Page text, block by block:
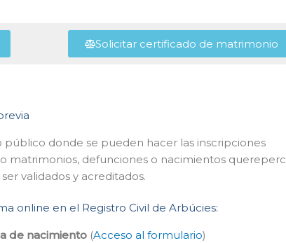
Solicitar certificado de matrimonio
público donde se pueden hacer las inscripciones
matrimonios, defunciones o nacimientos
validados y acreditados.
online en el Registro Civil de Arbúcies:
de nacimiento(Acceso al formulario)